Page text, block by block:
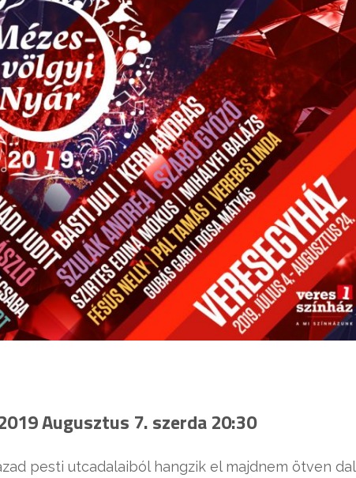
Augusztus 7. szerda 20:30
pesti utcadalaiból hangzik el majdnem ötven dal